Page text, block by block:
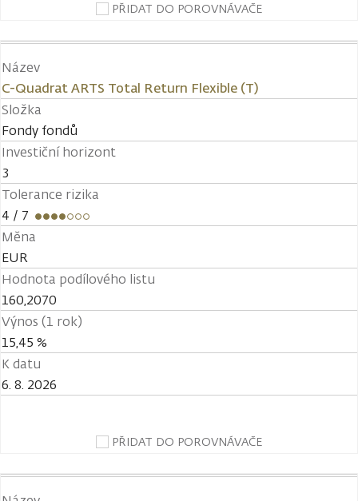
PŘIDAT DO POROVNÁVAČE
Název
C-Quadrat ARTS Total Return Flexible (T)
Složka
Fondy fondů
Investiční horizont
3
Tolerance rizika
4 / 7
Měna
EUR
Hodnota podílového listu
160,2070
Výnos (1 rok)
15,45 %
K datu
6. 8. 2026
PŘIDAT DO POROVNÁVAČE